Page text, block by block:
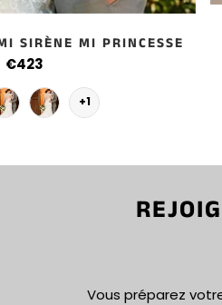
SIRÈNE MI PRINCESSE
€423
+1
Vous préparez